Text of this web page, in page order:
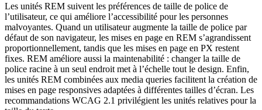
Les unités REM suivent les préférences de taille de police de
l’utilisateur, ce qui améliore l’accessibilité pour les personnes
malvoyantes. Quand un utilisateur augmente la taille de police par
défaut de son navigateur, les mises en page en REM s’agrandissent
proportionnellement, tandis que les mises en page en PX restent
fixes. REM améliore aussi la maintenabilité : changer la taille de
police racine à un seul endroit met à l’échelle tout le design. Enfin,
les unités REM combinées aux media queries facilitent la création de
mises en page responsives adaptées à différentes tailles d’écran. Les
recommandations WCAG 2.1 privilégient les unités relatives pour la